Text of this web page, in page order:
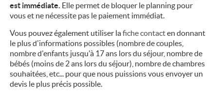
est immédiate. Elle permet de bloquer le planning pour
vous et ne nécessite pas le paiement immédiat.
Vous pouvez également utiliser lafiche contacten donnant
le plus d'informations possibles (nombre de couples,
nombre d'enfants jusqu'à 17 ans lors du séjour, nombre de
bébés (moins de 2 ans lors du séjour), nombre de chambres
souhaitées, etc... pour que nous puissions vous envoyer un
devis le plus précis possible.